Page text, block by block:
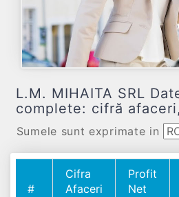
L.M. MIHAITA SRL
complete: cifră
Sumele sunt exprimate in
#
Cifra
Afaceri
Profit
Net